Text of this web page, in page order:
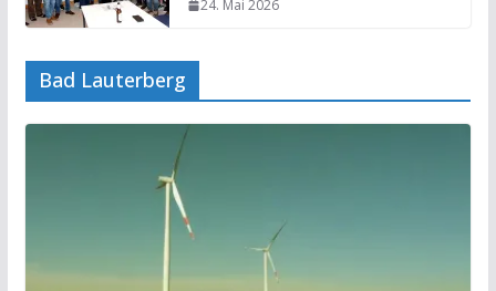
24. Mai 2026
Bad Lauterberg